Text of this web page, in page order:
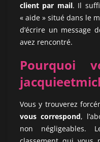
client par mail. Il
« aide » situé dans le
d’écrire un message
avez rencontré.
Pourquoi
Vous y trouverez
vous correspond,
non négligeables.